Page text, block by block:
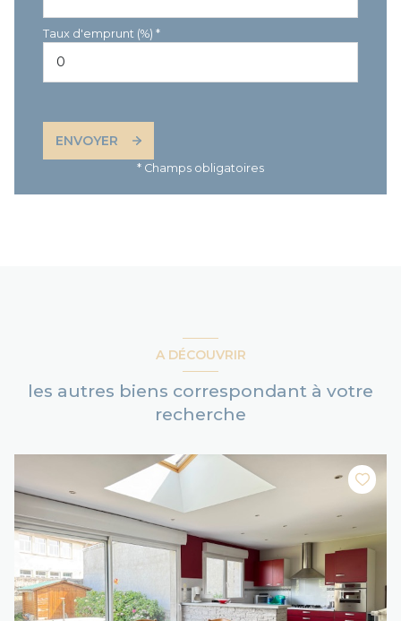
Taux d'emprunt (%) *
ENVOYER
* Champs obligatoires
A DÉCOUVRIR
les autres biens correspondant à votre
recherche